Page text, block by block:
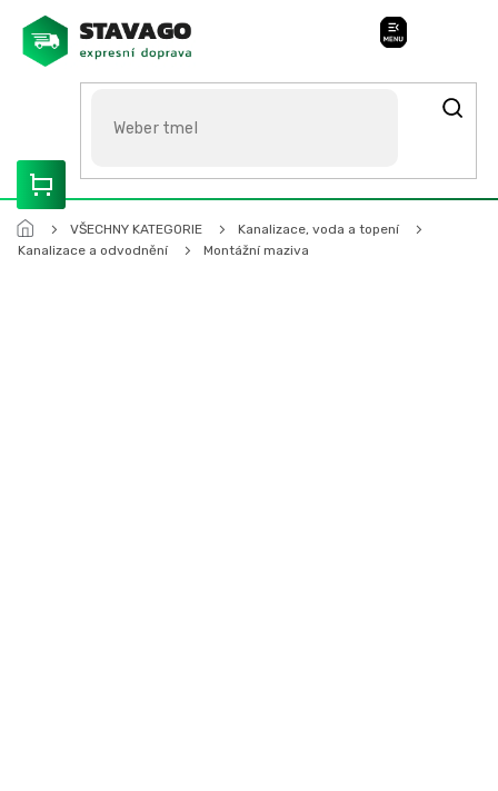
obsah
ROZVÁŽÍME OLOMOUCKO, SVITAVSKO, ŠUMPERSKO, BRNO,
PARDUBICE, HRADEC KRÁLOVÉ
VŠECHNY KATEGORIE
Kanalizace, voda a topení
Kanalizace a odvodnění
Montážní maziva
Stavago Podpora